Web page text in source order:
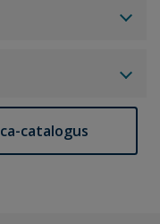
catalogus